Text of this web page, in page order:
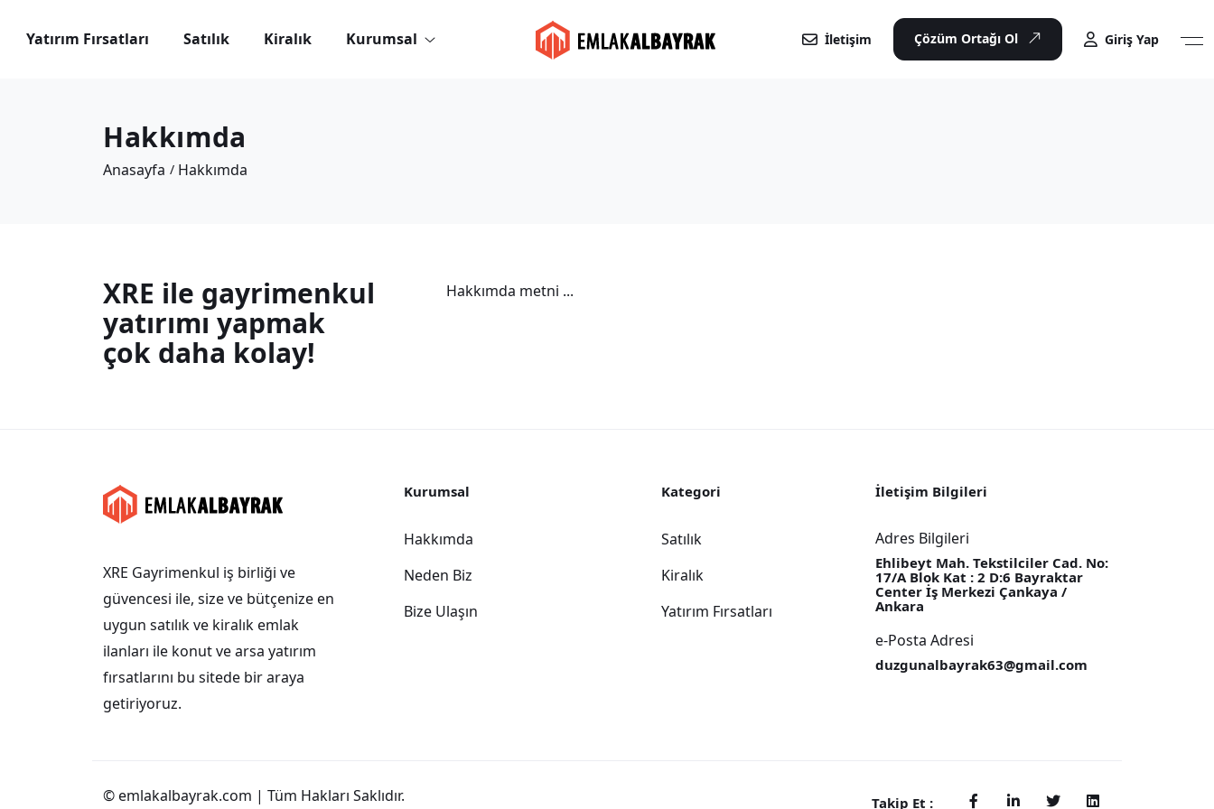
Yatırım Fırsatları Satılık Kiralık Kurumsal İletişim Çözüm Ortağı Ol Giriş Yap
Hakkımda
Anasayfa Hakkımda
XRE ile gayrimenkul
yatırımı yapmak
çok daha kolay!
Hakkımda metni ...
XRE Gayrimenkul iş birliği ve
güvencesi ile, size ve bütçenize en
uygun satılık ve kiralık emlak
ilanları ile konut ve arsa yatırım
fırsatlarını bu sitede bir araya
getiriyoruz.
Kurumsal
Hakkımda
Neden Biz
Bize Ulaşın
Kategori
Satılık
Kiralık
Yatırım Fırsatları
İletişim Bilgileri
Adres Bilgileri
Ehlibeyt Mah. Tekstilciler Cad. No:
17/A Blok Kat : 2 D:6 Bayraktar
Center İş Merkezi Çankaya /
Ankara
e-Posta Adresi
duzgunalbayrak63@gmail.com
© emlakalbayrak.com | Tüm Hakları Saklıdır. Takip Et :